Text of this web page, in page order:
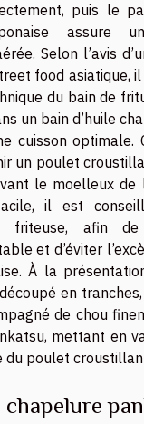
puis le
assure
Selon l’avis
food asiatique,
du bain de
un bain d’huile
cuisson optimale.
un poulet
le moelleux de
il est
friteuse, afin
et d’éviter
À la
en
de chou
mettant en
du poulet